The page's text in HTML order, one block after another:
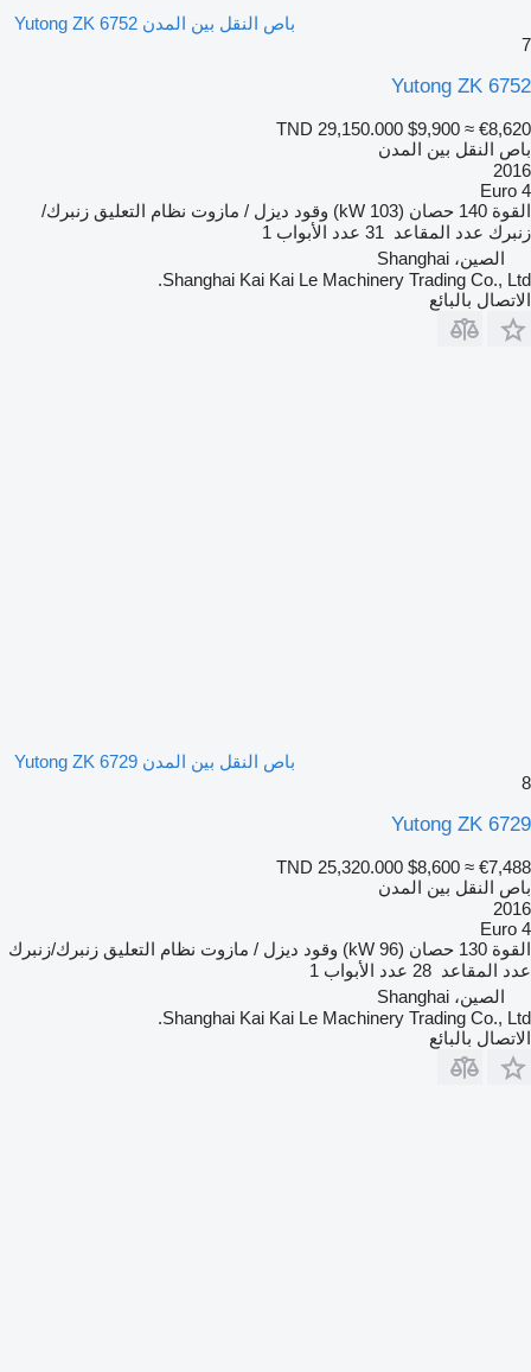
باص النقل بين المدن Yutong ZK 6752
7
Yutong ZK 6752
TND 29,150.000 $9,900 ≈ €8,620
باص النقل بين المدن
2016
Euro 4
القوة 140 حصان (103 kW) وقود ديزل / مازوت نظام التعليق زنبرك/
زنبرك عدد المقاعد 31 عدد الأبواب 1
الصين، Shanghai
Shanghai Kai Kai Le Machinery Trading Co., Ltd.
الاتصال بالبائع
باص النقل بين المدن Yutong ZK 6729
8
Yutong ZK 6729
TND 25,320.000 $8,600 ≈ €7,488
باص النقل بين المدن
2016
Euro 4
القوة 130 حصان (96 kW) وقود ديزل / مازوت نظام التعليق زنبرك/زنبرك
عدد المقاعد 28 عدد الأبواب 1
الصين، Shanghai
Shanghai Kai Kai Le Machinery Trading Co., Ltd.
الاتصال بالبائع